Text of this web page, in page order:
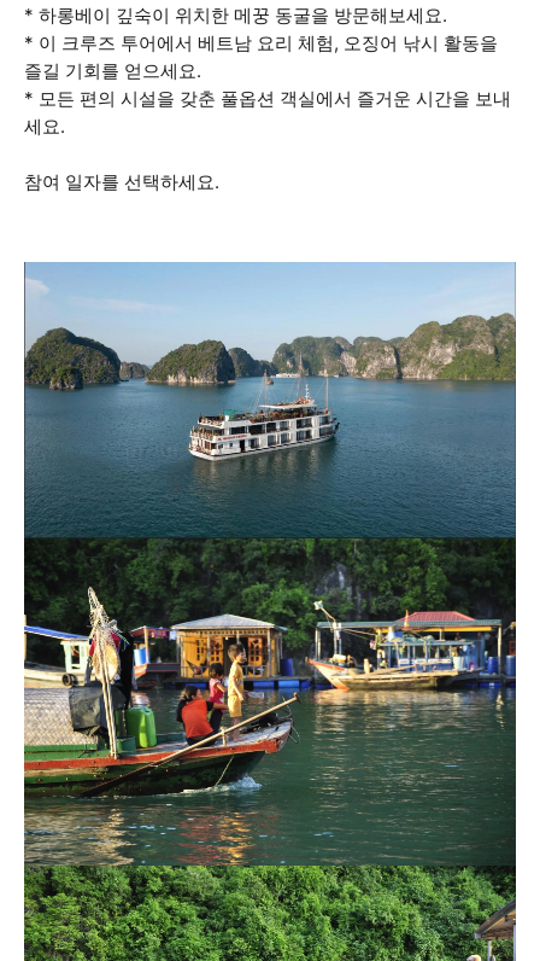
* 하롱베이 깊숙이 위치한 메꿍 동굴을 방문해보세요.
* 이 크루즈 투어에서 베트남 요리 체험, 오징어 낚시 활동을
즐길 기회를 얻으세요.
* 모든 편의 시설을 갖춘 풀옵션 객실에서 즐거운 시간을 보내
세요.
참여 일자를 선택하세요.